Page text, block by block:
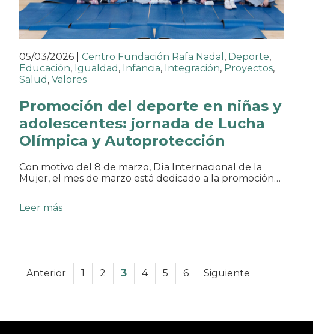
05/03/2026 Centro Fundación Rafa Nadal , Deporte,
Educación, Igualdad , Infancia, Integración, Proyectos,
Salud , Valores
Promoción del deporte en niñas y
adolescentes: jornada de Lucha
Olímpica y Autoprotección
Con motivo del 8 de marzo, Día Internacional de la
Mujer, el mes de marzo está dedicado a la promoción…
Leer más
Anterior 1 2 3 4 5 6 Siguiente